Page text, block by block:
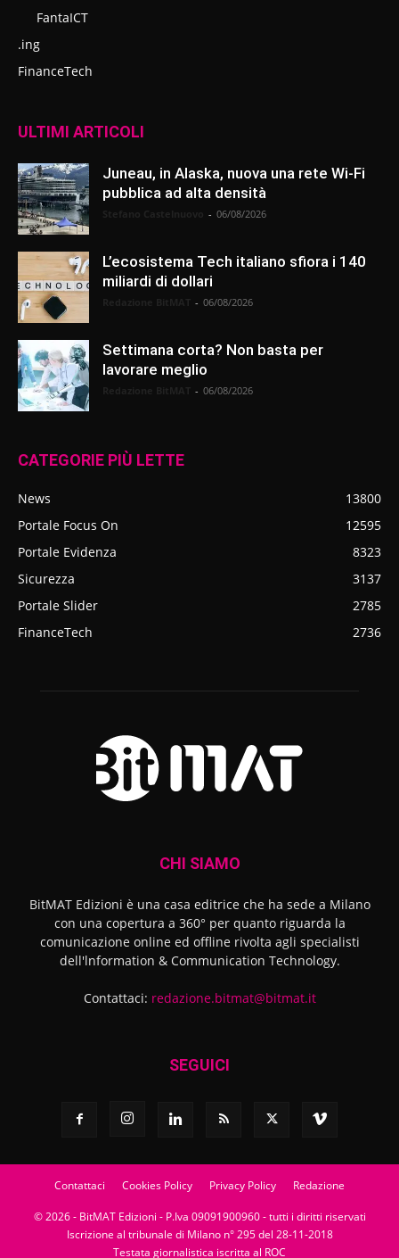
FantaICT
.ing
FinanceTech
ULTIMI ARTICOLI
Juneau, in Alaska, nuova una rete Wi-Fi
pubblica ad alta densità
- 06/08/2026
L’ecosistema Tech italiano sfiora i 140
miliardi di dollari
- 06/08/2026
Settimana corta? Non basta per
lavorare meglio
- 06/08/2026
CATEGORIE PIÙ LETTE
News
13800
Portale Focus On
12595
Portale Evidenza
8323
Sicurezza
3137
Portale Slider
2785
FinanceTech
2736
CHI SIAMO
BitMAT Edizioni è una casa editrice che ha sede a Milano
con una copertura a 360° per quanto riguarda la
comunicazione online ed offline rivolta agli specialisti
dell'lnformation & Communication Technology.
Contattaci: redazione.bitmat@bitmat.it
SEGUICI
Contattaci Cookies Policy Privacy Policy Redazione
© 2026 - BitMAT Edizioni - P.Iva 09091900960 - tutti i diritti riservati
Iscrizione al tribunale di Milano n° 295 del 28-11-2018
Testata giornalistica iscritta al ROC